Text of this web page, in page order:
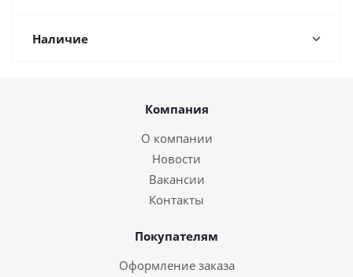
Наличие
Компания
О компании
Новости
Вакансии
Контакты
Покупателям
Оформление заказа